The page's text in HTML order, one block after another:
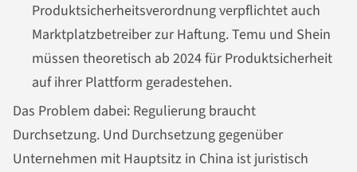
Produktsicherheitsverordnung verpflichtet auch
Marktplatzbetreiber zur Haftung. Temu und Shein
müssen theoretisch ab 2024 für Produktsicherheit
auf ihrer Plattform geradestehen.
Das Problem dabei: Regulierung braucht
Durchsetzung. Und Durchsetzung gegenüber
Unternehmen mit Hauptsitz in China ist juristisch